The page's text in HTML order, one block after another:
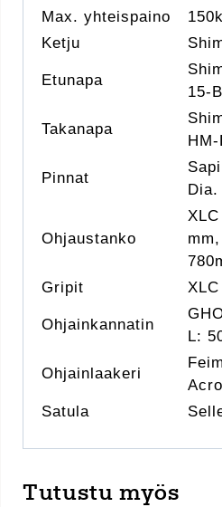
Max. yhteispaino
Ketju
Etunapa
15-
Takanapa
Pinnat
Dia.
Ohjaustanko
Gripit
Ohjainkannatin
L:
Ohjainlaakeri
Satula
Tutustu myös